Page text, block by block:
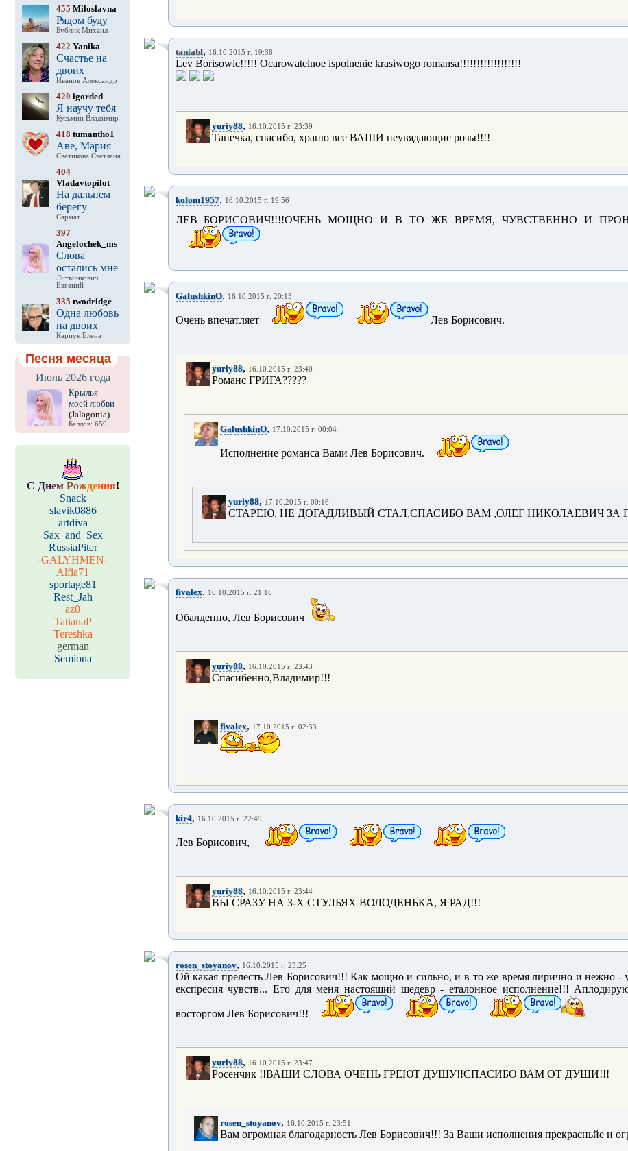
455 Miloslavna
Рядом буду
Бублик Михаил
422 Yanika
Счастье на
двоих
Иванов Александр
420 igorded
Я научу тебя
Кузьмин Владимир
418 tumantho1
Аве, Мария
Светикова Светлана
404
Vladavtopilot
На дальнем
берегу
Сармат
397
Angelochek_ms
Слова
остались мне
Литвинкович
Евгений
335 twodridge
Одна любовь
на двоих
Карпук Елена
Песня месяца
Июль 2026 года
Крылья
моей любви
(Jalagonia)
Баллов: 659
С Днем Рождения!
Snack
slavik0886
artdiva
Sax_and_Sex
RussiaPiter
-GALYHMEN-
Alfia71
sportage81
Rest_Jah
az0
TatianaP
Tereshka
german
Semiona
taniabl, 16.10.2015 г. 19:38
Lev Borisowic!!!!! Ocarowatelnoe ispolnenie krasiwogo romansa!!!!!!!!!!!!!!!!!!
yuriy88, 16.10.2015 г. 23:39
Танечка, спасибо, храню все ВАШИ неувядающие розы!!!!
kolom1957, 16.10.2015 г. 19:56
ЛЕВ БОРИСОВИЧ!!!!ОЧЕНЬ МОЩНО И В ТО ЖЕ ВРЕМЯ, ЧУВСТВЕННО И
GalushkinO, 16.10.2015 г. 20:13
Очень впечатляет Лев Борисович.
yuriy88, 16.10.2015 г. 23:40
Романс ГРИГА?????
GalushkinO, 17.10.2015 г. 00:04
Исполнение романса Вами Лев Борисович.
yuriy88, 17.10.2015 г. 00:16
СТАРЕЮ, НЕ ДОГАДЛИВЫЙ СТАЛ,СПАСИБО ВАМ ,ОЛЕГ НИКОЛАЕВИЧ ЗА
fivalex, 16.10.2015 г. 21:16
Обалденно, Лев Борисович
yuriy88, 16.10.2015 г. 23:43
Спасибенно,Владимир!!!
fivalex, 17.10.2015 г. 02:33
kir4, 16.10.2015 г. 22:49
Лев Борисович,
yuriy88, 16.10.2015 г. 23:44
ВЫ СРАЗУ НА 3-Х СТУЛЬЯХ ВОЛОДЕНЬКА, Я РАД!!!
rosen_stoyanov, 16.10.2015 г. 23:25
Ой какая прелесть Лев Борисович!!! Как мощно и сильно, и в то же время лирично и нежно -
експресия чувств... Ето для меня настоящий шедевр - еталонное исполнение!!!
восторгом Лев Борисович!!!
yuriy88, 16.10.2015 г. 23:47
Росенчик !!ВАШИ СЛОВА ОЧЕНЬ ГРЕЮТ ДУШУ!!СПАСИБО ВАМ ОТ ДУШИ!!!
rosen_stoyanov, 16.10.2015 г. 23:51
Вам огромная благодарность Лев Борисович!!! За Ваши исполнения прекрасньйе и